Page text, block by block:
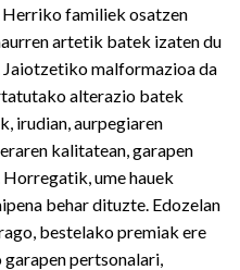
Herriko familiek osatzen
artetik batek izaten du
Jaiotzetiko malformazioa da
alterazio batek
irudian, aurpegiaren
kalitatean, garapen
ume hauek
behar dituzte. Edozelan
bestelako premiak ere
pertsonalari,